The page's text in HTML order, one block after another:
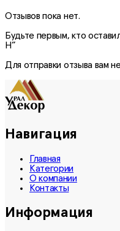
Отзывов пока нет.
Будьте первым, кто
Н”
Для отправки отзыва вам
Навигация
Главная
Категории
О компании
Контакты
Информация